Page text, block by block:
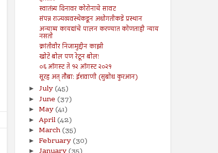
स्वातंत्र्य दिनावर कोरोनाचे सावट
संपन्न राज्यव्यवस्थेकडून अधोगतीकडे प्रस्थान
अन्याय्य कायद्यांचे पालन करण्यात कोणताही न्याय
नसतो
क्रांतीवीर निजामुद्दीन काझी
खोटे बोल पण रेटून बोल!
०६ ऑगस्ट ते १२ ऑगस्ट २०२१
सूरह अत् तौबा: ईशवाणी (सुबोध कुरआन)
► July(45)
► June (37)
► May(41)
► April(42)
► March(35)
► February(30)
►